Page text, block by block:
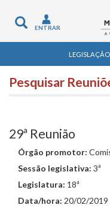
Toggle
navigation
ENTRAR
LEGISLAÇÃO
Pesquisar
29ª Reunião
Órgão promotor:
Sessão legislativa: 3ª
Legislatura: 18ª
Data/hora: 20/02/2019